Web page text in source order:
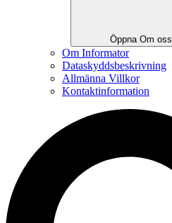
Öppna Om oss
Om Informator
Dataskyddsbeskrivning
Allmänna Villkor
Kontaktinformation